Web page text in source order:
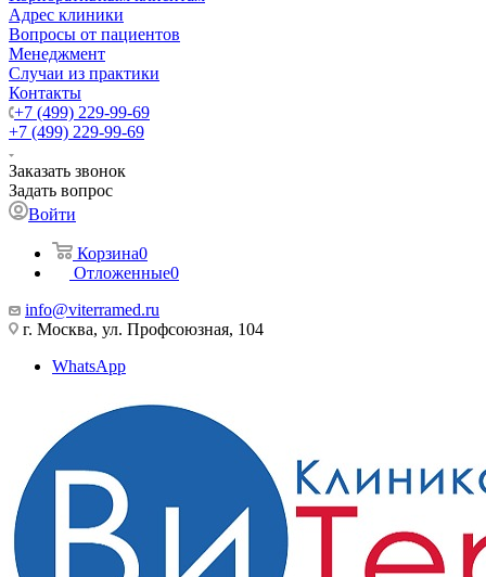
Адрес клиники
Вопросы от пациентов
Менеджмент
Случаи из практики
Контакты
+7 (499) 229-99-69
+7 (499) 229-99-69
Заказать звонок
Задать вопрос
Войти
Корзина0
Отложенные0
info@viterramed.ru
г. Москва, ул. Профсоюзная, 104
WhatsApp